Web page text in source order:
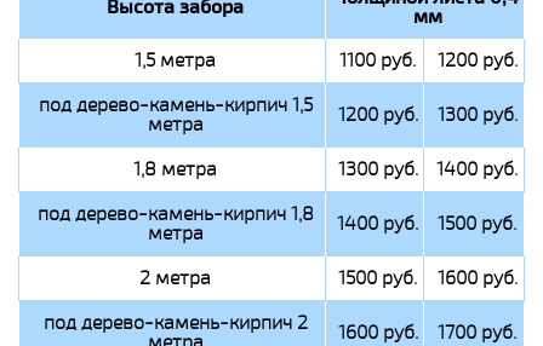
Высота забора мм
1,5 метра 1100 руб.
1200 руб.
под дерево-камень-кирпич 1,5
метра 1200 руб. 1300 руб.
1,8 метра 1300 руб.
1400 руб.
под дерево-камень-кирпич 1,8
метра 1400 руб. 1500 руб.
2 метра 1500 руб.
1600 руб.
под дерево-камень-кирпич 2
1600 руб. 1700 руб.